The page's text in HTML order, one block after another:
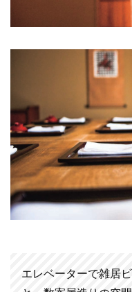
エレベーターで雑居